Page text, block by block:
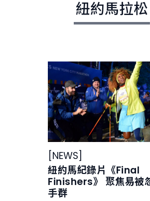
紐約馬拉松
NEWS
紐約馬紀錄片《Final
Finishers》 聚焦易被
手群